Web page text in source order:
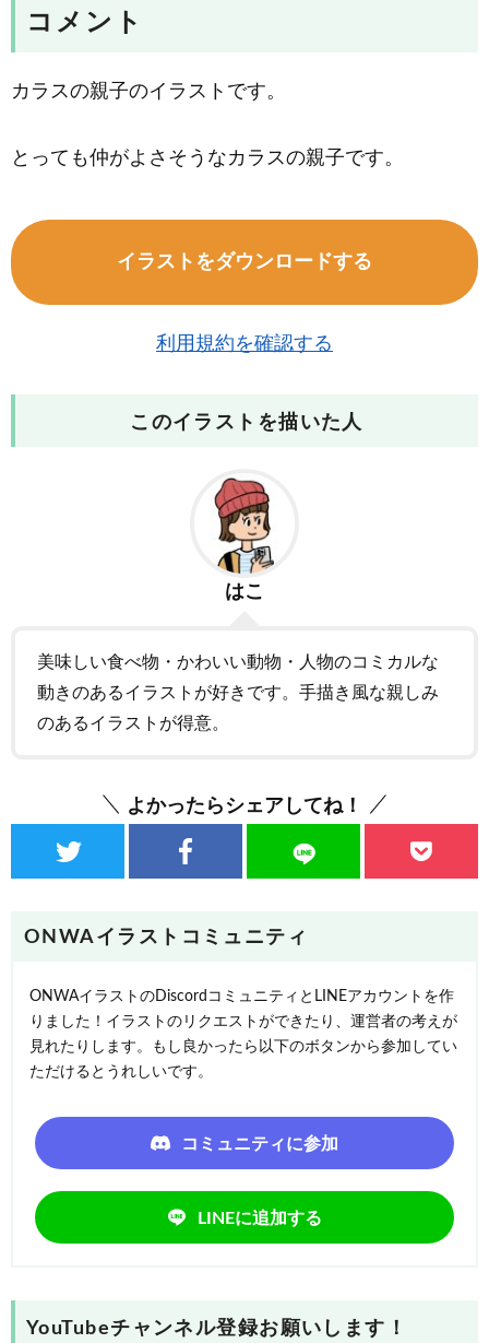
コメント
カラスの親子のイラストです。
とっても仲がよさそうなカラスの親子です。
イラストをダウンロードする
利用規約を確認する
このイラストを描いた人
はこ
美味しい食べ物・かわいい動物・人物のコミカルな
動きのあるイラストが好きです。手描き風な親しみ
のあるイラストが得意。
よかったらシェアしてね！
ONWAイラストコミュニティ
ONWAイラストのDiscordコミュニティとLINEアカウントを作
りました！イラストのリクエストができたり、運営者の考えが
見れたりします。もし良かったら以下のボタンから参加してい
ただけるとうれしいです。
コミュニティに参加
LINEに追加する
YouTubeチャンネル登録お願いします！